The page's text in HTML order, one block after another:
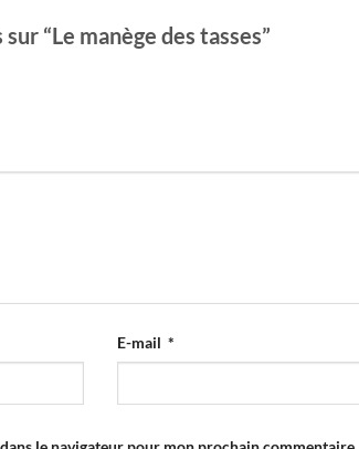
“Le manège des tasses”
E-mail *